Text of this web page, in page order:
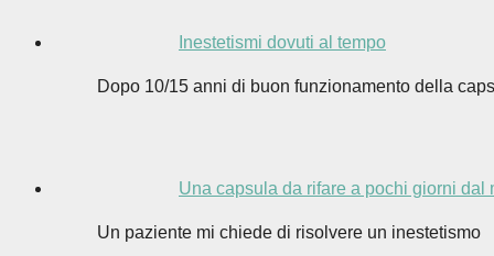
Inestetismi dovuti al tempo
Dopo 10/15 anni di buon funzionamento della
Una capsula da rifare a pochi giorni
Un paziente mi chiede di risolvere un inestetismo